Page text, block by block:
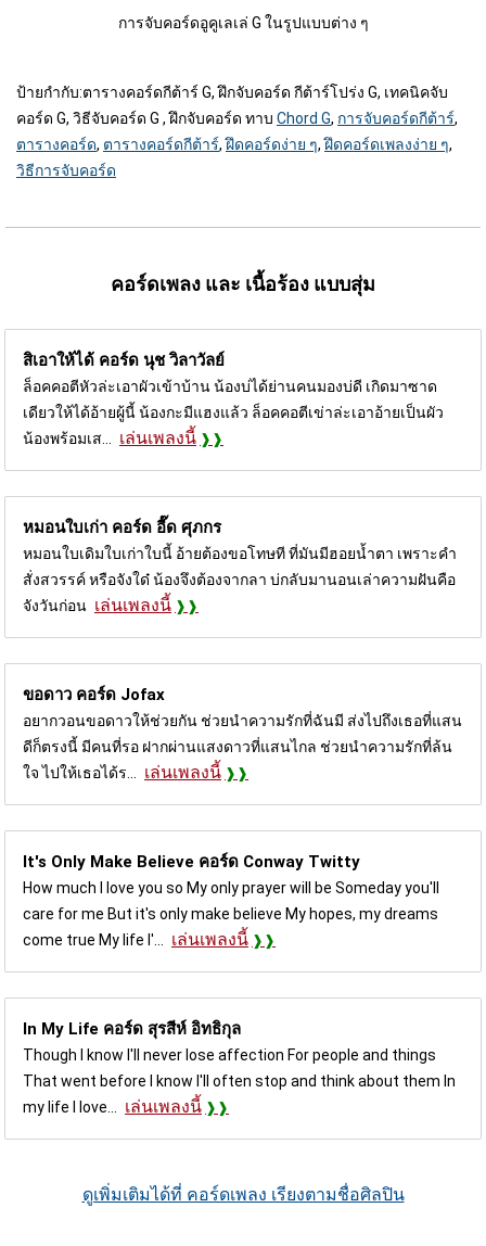
การจับคอร์ดอูคูเลเล่ G ในรูปแบบต่าง ๆ
ป้ายกำกับ:ตารางคอร์ดกีต้าร์ G, ฝึกจับคอร์ด กีต้าร์โปร่ง G, เทคนิคจับ
คอร์ด G, วิธีจับคอร์ด G , ฝึกจับคอร์ด ทาบ Chord G, การจับคอร์ดกีต้าร์,
ตารางคอร์ด, ตารางคอร์ดกีต้าร์,ฝึดคอร์ดง่าย ๆ,ฝึดคอร์ดเพลงง่าย ๆ,
วิธีการจับคอร์ด
คอร์ดเพลง และ เนื้อร้อง แบบสุ่ม
สิเอาให้ได้ คอร์ด นุช วิลาวัลย์
ล็อคคอตีหัวล่ะเอาผัวเข้าบ้าน น้องบ่ได้ย่านคนมองบ่ดี เกิดมาซาด
เดียวให้ได้อ้ายผู้นี้ น้องกะมีแฮงแล้ว ล็อคคอตีเข่าล่ะเอาอ้ายเป็นผัว
น้องพร้อมเส...
เล่นเพลงนี้
หมอนใบเก่า คอร์ด อี๊ด ศุภกร
หมอนใบเดิมใบเก่าใบนี้ อ้ายต้องขอโทษที ที่มันมีฮอยน้ำตา เพราะคำ
สั่งสวรรค์ หรือจังใด๋ น้องจึงต้องจากลา บ่กลับมานอนเล่าความฝันคือ
จังวันก่อน เล่นเพลงนี้
ขอดาว คอร์ด Jofax
อยากวอนขอดาวให้ช่วยกัน ช่วยนำความรักที่ฉันมี ส่งไปถึงเธอที่แสน
ดีก็ตรงนี้ มีคนที่รอ ฝากผ่านแสงดาวที่แสนไกล ช่วยนำความรักที่ล้น
ใจ ไปให้เธอได้ร...
เล่นเพลงนี้
It's Only Make Believe คอร์ด Conway Twitty
How much I love you so My only prayer will be Someday you'll
care for me But it's only make believe My hopes, my dreams
come true My life I'...
เล่นเพลงนี้
In My Life คอร์ด สุรสีห์ อิทธิกุล
Though I know I'll never lose affection For people and things
That went before I know I'll often stop and think about them In
my life I love...
เล่นเพลงนี้
ดูเพิ่มเติมได้ที่ คอร์ดเพลง เรียงตามชื่อศิลปิน